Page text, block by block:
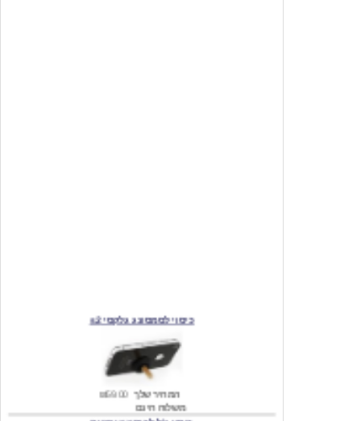
₪59.00
המחיר שלך
משלוח חינם
כיסוי ג'ל לכיסא אופניים